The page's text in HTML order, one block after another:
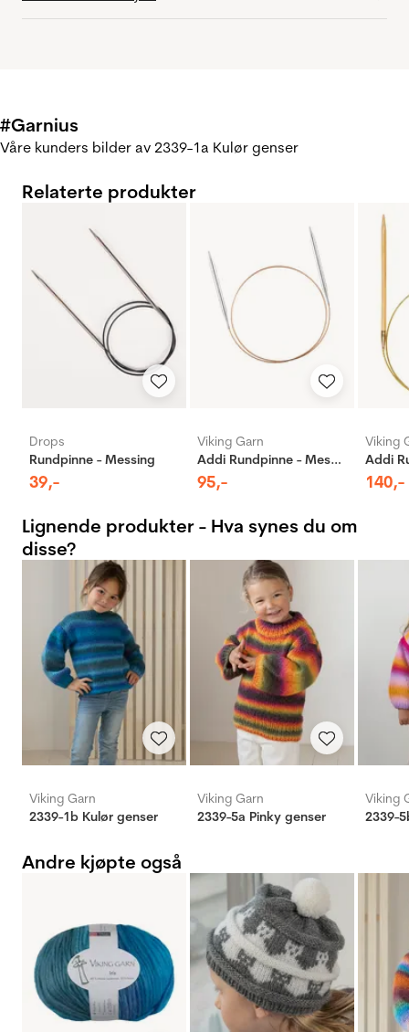
#Garnius
Våre kunders bilder av 2339-1a Kulør genser
Relaterte produkter
Drops
Rundpinne - Messing
39,-
Viking Garn
Addi Rundpinne - Messing
95,-
Viking
140,-
Lignende produkter - Hva synes du om
disse?
Viking Garn
2339-1b Kulør genser
Viking Garn
2339-5a Pinky genser
Viking
2339-
Andre kjøpte også